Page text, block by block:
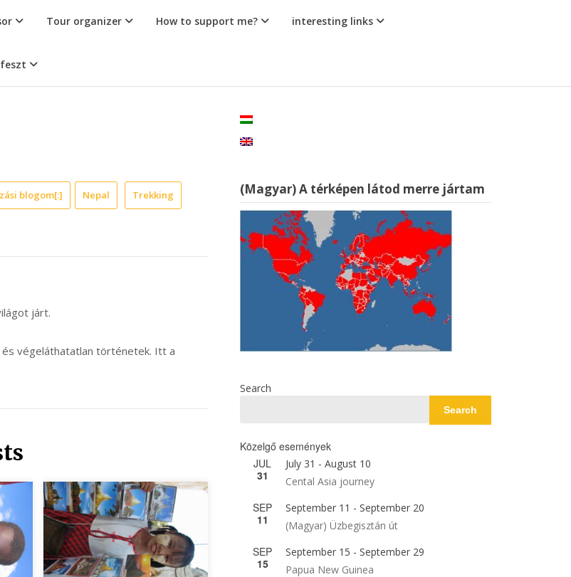
Tour organizer How to support me? interesting links
blogom[:] Nepal Trekking
járt.
végeláthatatlan történetek. Itt a
(Magyar) A térképen látod merre jártam
Search
Search
Közelgő események
JUL
31
July 31 - August 10
Cental Asia journey
SEP
11
September 11 - September 20
(Magyar) Üzbegisztán út
SEP
15
September 15 - September 29
Papua New Guinea